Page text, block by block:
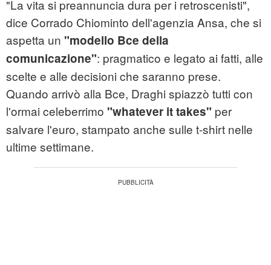
"La vita si preannuncia dura per i retroscenisti",
dice Corrado Chiominto dell'agenzia Ansa, che si
aspetta un "modello Bce della
comunicazione": pragmatico e legato ai fatti, alle
scelte e alle decisioni che saranno prese.
Quando arrivò alla Bce, Draghi spiazzò tutti con
l'ormai celeberrimo "whatever it takes" per
salvare l'euro, stampato anche sulle t-shirt nelle
ultime settimane.